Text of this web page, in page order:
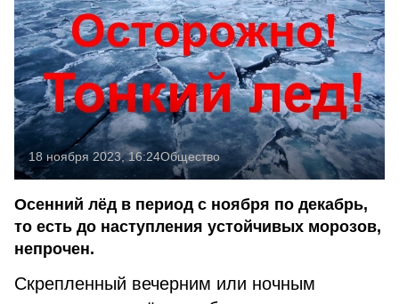
18 ноября 2023, 16:24Общество
Осенний лёд в период с ноября по декабрь,
то есть до наступления устойчивых морозов,
непрочен.
Скрепленный вечерним или ночным